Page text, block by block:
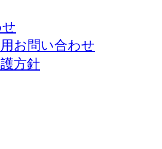
お問い合わせ
方針